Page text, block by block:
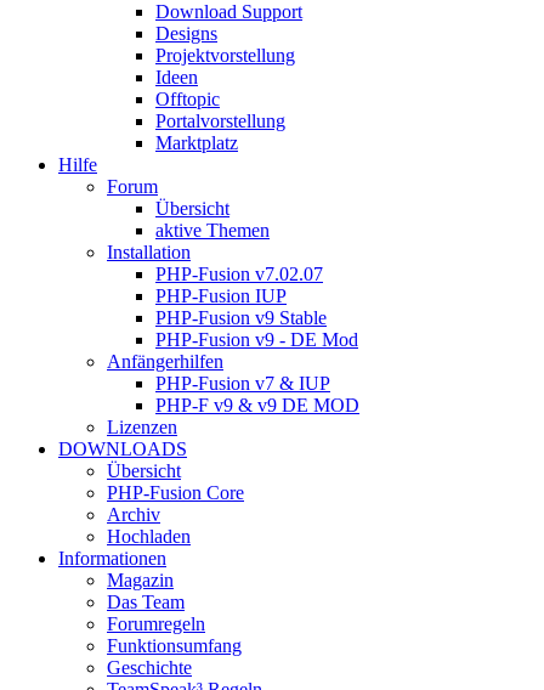
Download Support
Designs
Projektvorstellung
Ideen
Offtopic
Portalvorstellung
Marktplatz
Hilfe
Forum
Übersicht
aktive Themen
Installation
PHP-Fusion v7.02.07
PHP-Fusion IUP
PHP-Fusion v9 Stable
PHP-Fusion v9 - DE Mod
Anfängerhilfen
PHP-Fusion v7 & IUP
PHP-F v9 & v9 DE MOD
Lizenzen
DOWNLOADS
Übersicht
PHP-Fusion Core
Archiv
Hochladen
Informationen
Magazin
Das Team
Forumregeln
Funktionsumfang
Geschichte